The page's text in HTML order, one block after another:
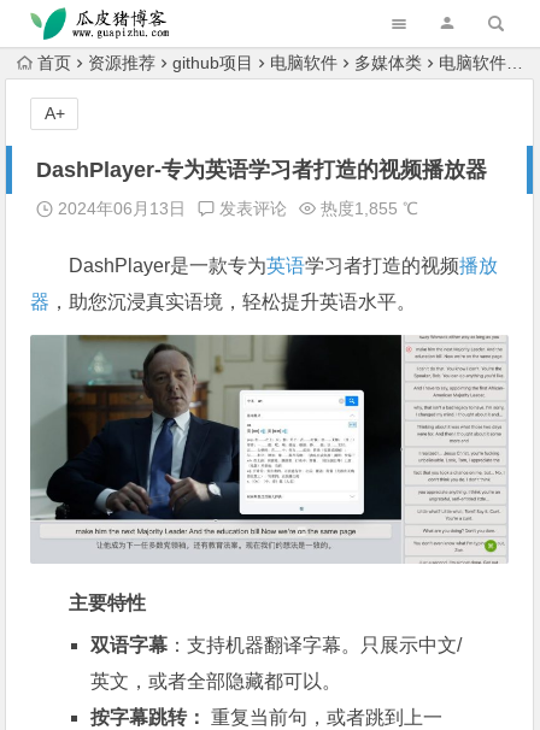
跳转到主内容
首页 资源推荐 github项目 电脑软件 多媒体类 电脑软件
DashPlayer-专为英语学习者打造的视频播放器
2024年06月13日 发表评论 热度1,855 ℃
DashPlayer是一款专为英语学习者打造的视频播放
器 ，助您沉浸真实语境，轻松提升英语水平。
主要特性
双语字幕 ：支持机器翻译字幕。只展示中文/
英文，或者全部隐藏都可以。
按字幕跳转： 重复当前句，或者跳到上一
A+